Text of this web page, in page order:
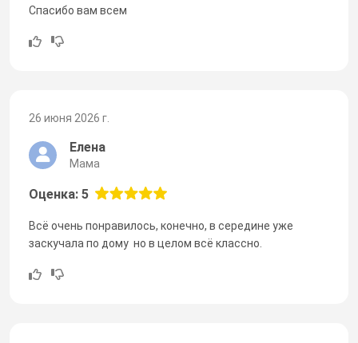
Спасибо вам всем
26 июня 2026 г.
Елена
Мама
Оценка: 5
Всё очень понравилось, конечно, в середине уже
заскучала по дому но в целом всё классно.